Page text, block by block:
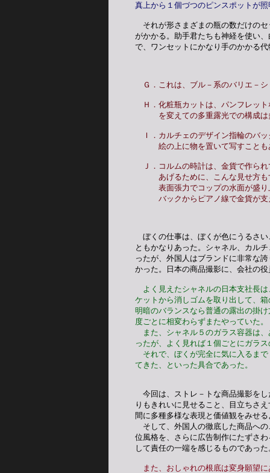
真上から１個づつのピンスポットが
それが形さまざまの瓶の数だけの
がかかる。助手君たちも神経を使い
で、ワンセットにかなり手のかかる
Ｇ．これは、ブル－系のバリエ－
Ｈ．化粧瓶カットは、パンフレッ
を変えての多重露光での構成は
Ｉ．カルチェのデザイン指輪の
絵の上に物を
Ｊ．コルムの時計は、金貨で作ら
あげるために、こんな見
表面張力でコップの水面が盛り
バックからピアノ線で金貨が支
ぼくの仕事は、ぼくが色にうるさ
ともかなりあった。シャネル、カル
ったが、外国人はブランドに非常な
かった。日本の商品撮影に、会
よく見えたシャネルの日本支社長
ケットから消しゴムを取り出して、
明暗のバランスなら普通の露出の掛
度ごとに相変
また、シャネル５のガラス容器は
ったが、よく見れば１個ごとに
それで、ぼくが完全に気に入るま
てきた、といった具合であった。
今回は、ストレ－トな商品撮影を
りもきれいに見せること、目立ちさ
間に多種多様な表現と価値観
そして、外国人の徹底した商品へ
位風格を、さらに広告制作にたずさ
して責任の一端
また、おしゃれの根底は変身願望